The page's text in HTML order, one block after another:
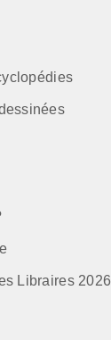
Libraires 2026